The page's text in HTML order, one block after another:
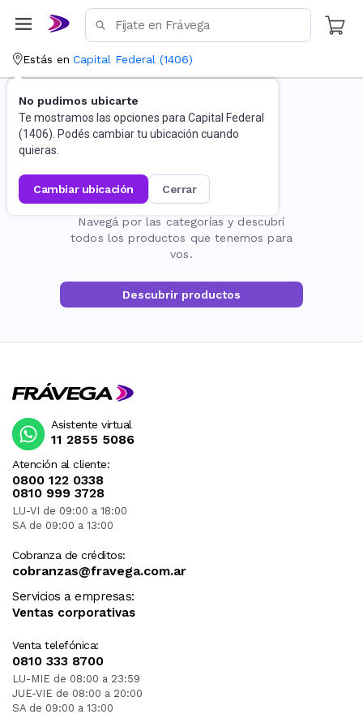
Estás en Capital Federal (1406)
No pudimos ubicarte
Te mostramos las opciones para Capital Federal
(1406). Podés cambiar tu ubicación cuando
quieras.
cambiar ubicación cerrar
La página no existe
Navegá por las categorías y descubrí
todos los productos que tenemos para
vos.
Descubrir productos
Atención al cliente:
0800 122 0338
0810 999 3728
LU-VI de 09:00 a 18:00
SA de 09:00 a 13:00
Cobranza de créditos:
cobranzas@fravega.com.ar
Servicios a empresas:
Ventas corporativas
Venta telefónica:
0810 333 8700
LU-MIE de 08:00 a 23:59
JUE-VIE de 08:00 a 20:00
SA de 09:00 a 13:00
Asistente virtual
11 2855 5086